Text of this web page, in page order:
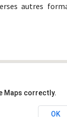
autres
Maps correctly.
OK